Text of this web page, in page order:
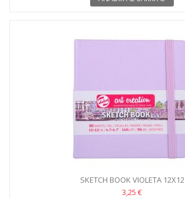
SKETCH BOOK VIOLETA 12X12
3,25 €